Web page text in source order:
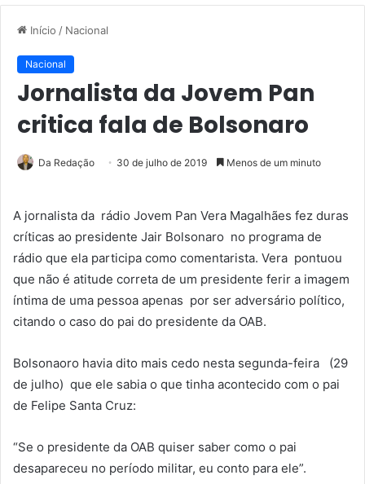
Início / Nacional
Nacional
Jornalista da Jovem Pan
critica fala de Bolsonaro
Da Redação 30 de julho de 2019 Menos de um minuto
A jornalista da rádio Jovem Pan Vera Magalhães fez duras
críticas ao presidente Jair Bolsonaro no programa de
rádio que ela participa como comentarista. Vera pontuou
que não é atitude correta de um presidente ferir a imagem
íntima de uma pessoa apenas por ser adversário político,
citando o caso do pai do presidente da OAB.
Bolsonaoro havia dito mais cedo nesta segunda-feira (29
de julho) que ele sabia o que tinha acontecido com o pai
de Felipe Santa Cruz:
“Se o presidente da OAB quiser saber como o pai
desapareceu no período militar, eu conto para ele”.